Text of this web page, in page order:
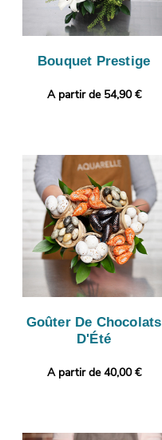
Bouquet Prestige
A partir de 54,90 €
Goûter De Chocolats
D'Été
A partir de 40,00 €